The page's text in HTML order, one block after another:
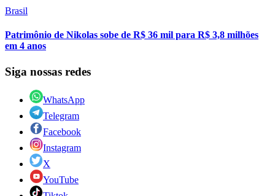
Brasil
Patrimônio de Nikolas sobe de R$ 36 mil para R$ 3,8 milhões
em 4 anos
Siga nossas redes
WhatsApp
Telegram
Facebook
Instagram
X
YouTube